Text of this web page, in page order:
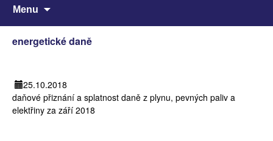
Menu
obsahu
webu
energetické daně
25.10.2018
daňové přiznání a splatnost daně z plynu, pevných paliv a
elektřiny za září 2018